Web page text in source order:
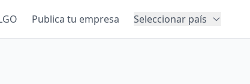
Publica tu empresa Seleccionar país